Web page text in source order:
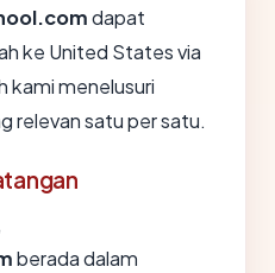
dapat
ke United States via
kami menelusuri
relevan satu per satu.
berada dalam